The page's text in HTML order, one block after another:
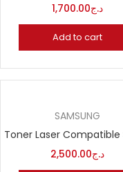
د.ج1,700.00
Add to cart
SAMSUNG
د.ج2,500.00